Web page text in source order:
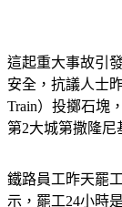
這起重大事故引
安全，抗議人士
Train）投擲石塊
第2大城第撒隆尼
鐵路員工昨天罷
示，罷工24小時